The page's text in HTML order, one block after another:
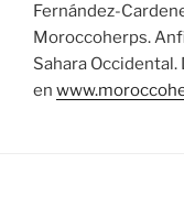
Fernández-
Moroccoherps.
Sahara
en